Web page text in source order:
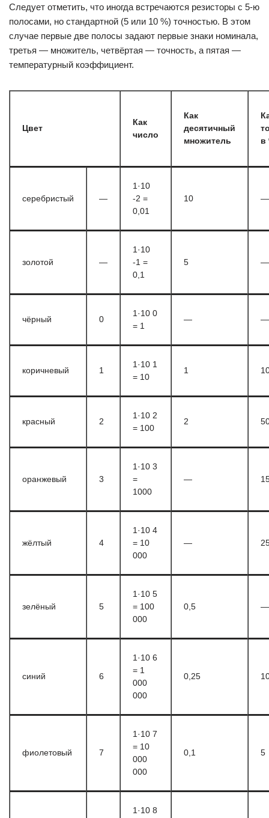
Следует отметить, что иногда встречаются резисторы с 5-ю
полосами, но стандартной (5 или 10 %) точностью. В этом
случае первые две полосы задают первые знаки номинала,
третья — множитель, четвёртая — точность, а пятая —
температурный коэффициент.
Цвет
Как
число
Как
десятичный
множитель
в
серебристый —
1·10
-2 =
0,01
10 —
золотой —
1·10
-1 =
0,1
5 —
чёрный 0
1·10 0
= 1
— —
коричневый 1
1·10 1
= 10
1
красный 2
1·10 2
= 100
2
оранжевый 3
1·10 3
=
1000
—
жёлтый 4
1·10 4
= 10
000
—
зелёный 5
1·10 5
= 100
000
0,5 —
синий 6
1·10 6
= 1
000
000
0,25
фиолетовый 7
1·10 7
= 10
000
000
0,1 5
1·10 8